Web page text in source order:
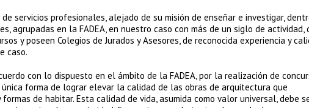
servicios profesionales, alejado de su misión de enseñar e investigar,
agrupadas en la FADEA, en nuestro caso con más de un siglo de actividad,
y poseen Colegios de Jurados y Asesores, de reconocida experiencia y
caso.
con lo dispuesto en el ámbito de la FADEA, por la realización de
forma de lograr elevar la calidad de las obras de arquitectura que
de habitar. Esta calidad de vida, asumida como valor universal, debe